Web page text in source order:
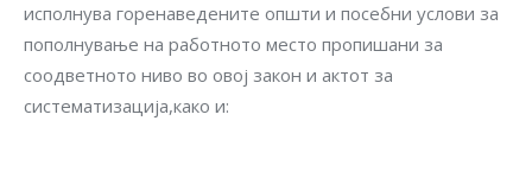
исполнува горенаведените општи и посебни услови за
пополнување на работното место пропишани за
соодветното ниво во овој закон и актот за
систематизација,како и: